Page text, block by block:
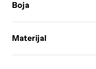
Boja
Materijal